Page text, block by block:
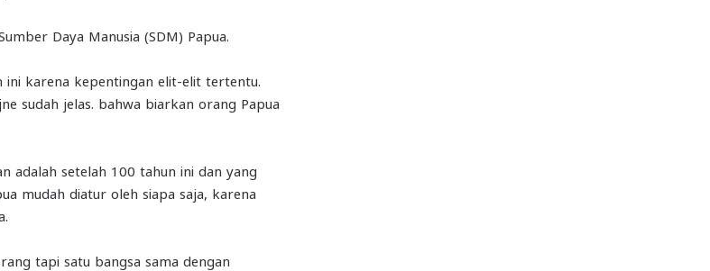
Daya Manusia (SDM) Papua.
ini karena kepentingan elit-elit tertentu.
sudah jelas. bahwa biarkan orang Papua
adalah setelah 100 tahun ini dan yang
mudah diatur oleh siapa saja, karena
tapi satu bangsa sama dengan